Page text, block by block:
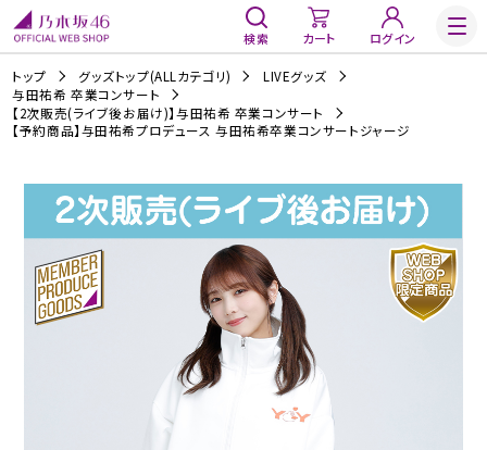
検索 カート ログイン
トップ グッズトップ(ALLカテゴリ)
LIVEグッズ
与田祐希 卒業コンサート
【2次販売(ライブ後お届け)】与田祐希 卒業コンサート
【予約商品】与田祐希プロデュース 与田祐希卒業コンサートジャージ